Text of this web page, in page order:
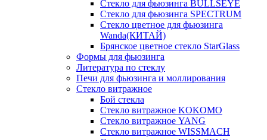
Стекло для фьюзинга BULLSEYE
Стекло для фьюзинга SPECTRUM
Стекло цветное для фьюзинга
Wanda(КИТАЙ)
Брянское цветное стекло StarGlass
Формы для фьюзинга
Литература по стеклу
Печи для фьюзинга и моллирования
Стекло витражное
Бой стекла
Стекло витражное KOKOMO
Стекло витражное YANG
Стекло витражное WISSMACH